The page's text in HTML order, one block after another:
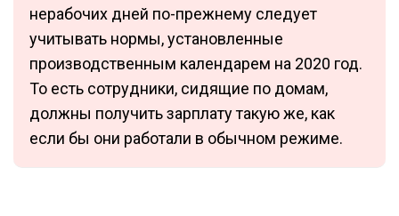
нерабочих дней по-прежнему следует
учитывать нормы, установленные
производственным календарем на 2020 год.
То есть сотрудники, сидящие по домам,
должны получить зарплату такую же, как
если бы они работали в обычном режиме.